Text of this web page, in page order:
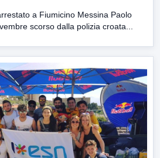
a Fiumicino Messina Paolo
scorso dalla polizia croata...